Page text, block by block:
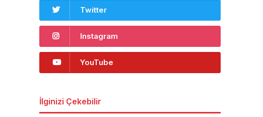
Twitter
Instagram
YouTube
İlginizi Çekebilir